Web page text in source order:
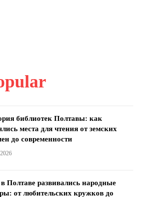
библиотек Полтавы: как
места для чтения от земских
до современности
Полтаве развивались народные
от любительских кружков до